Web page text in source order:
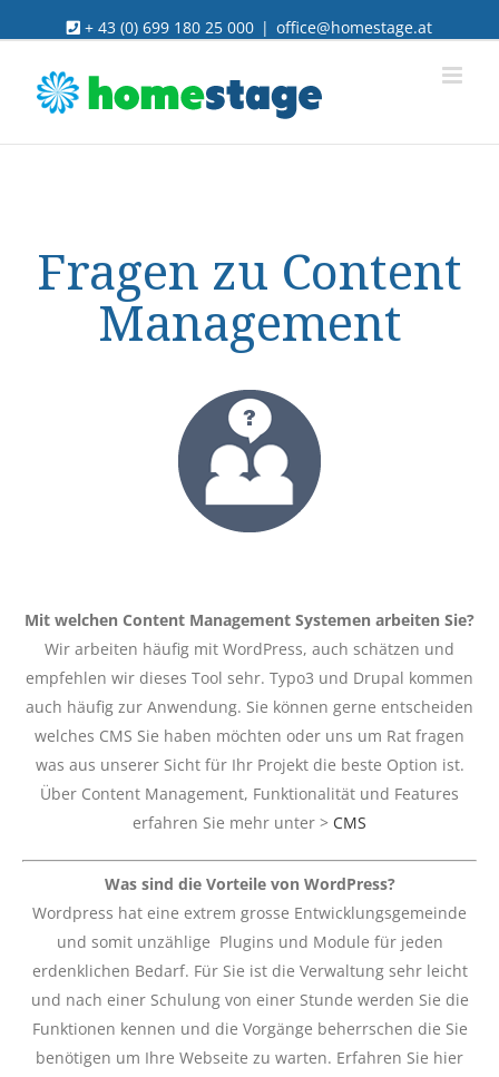
to
content
+ 43 (0) 699 180 25 000 | office@homestage.at
Fragen zu Content
Management
Mit welchen Content Management Systemen arbeiten Sie?
Wir arbeiten häufig mit WordPress, auch schätzen und
empfehlen wir dieses Tool sehr. Typo3 und Drupal kommen
auch häufig zur Anwendung. Sie können gerne entscheiden
welches CMS Sie haben möchten oder uns um Rat fragen
was aus unserer Sicht für Ihr Projekt die beste Option ist.
Über Content Management, Funktionalität und Features
erfahren Sie mehr unter > CMS
Was sind die Vorteile von WordPress?
Wordpress hat eine extrem grosse Entwicklungsgemeinde
und somit unzählige Plugins und Module für jeden
erdenklichen Bedarf. Für Sie ist die Verwaltung sehr leicht
und nach einer Schulung von einer Stunde werden Sie die
Funktionen kennen und die Vorgänge beherrschen die Sie
benötigen um Ihre Webseite zu warten. Erfahren Sie hier